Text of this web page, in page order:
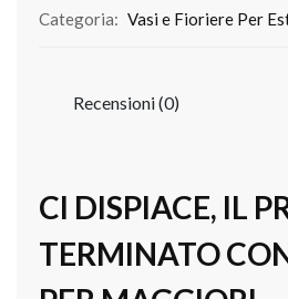
Categoria: Vasi e Fioriere Per
Recensioni (0)
CI DISPIACE, IL
TERMINATO